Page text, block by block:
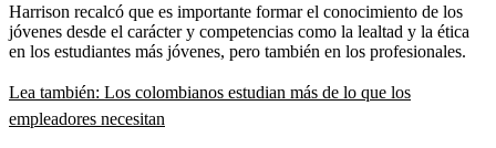
Harrison recalcó que es importante formar el conocimiento de los
jóvenes desde el carácter y competencias como la lealtad y la ética
en los estudiantes más jóvenes, pero también en los profesionales.
Lea también: Los colombianos estudian más de lo que los
empleadores necesitan